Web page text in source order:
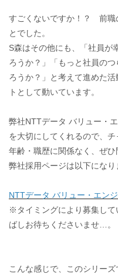
すごくないですか！？ 前職
とでした。
S森はその他にも、「社員が
ろうか？」「もっと社員の
ろうか？」と考えて進めた
トとして動いています。
弊社NTTデータ バリュー・
を大切にしてくれるので、チ
年齢・職歴に関係なく、ぜひ
弊社採用ページは以下になり
NTTデータ バリュー・エン
※タイミングにより募集して
ばしお待ちくださいませ…。
こんな感じで、このシリー